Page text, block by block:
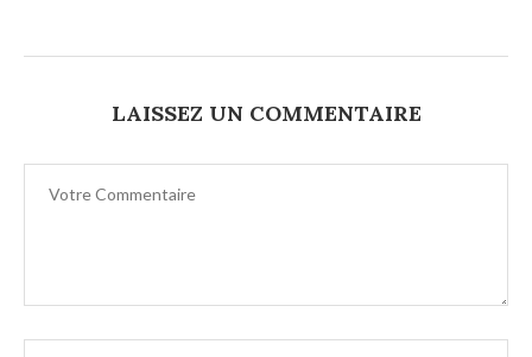
LAISSEZ UN COMMENTAIRE